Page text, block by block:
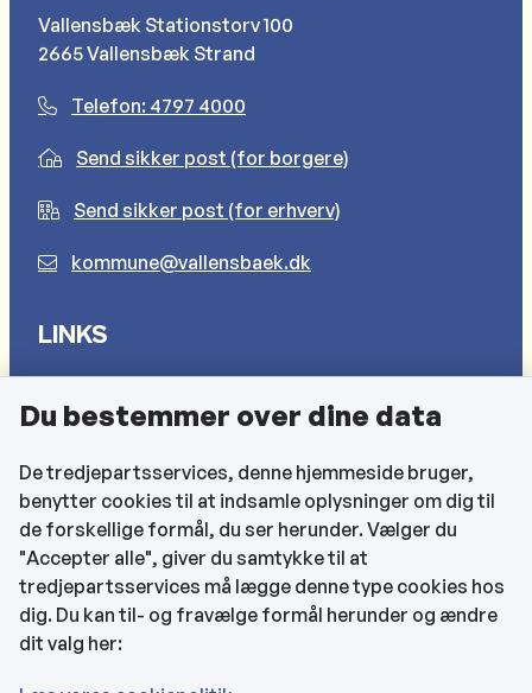
Vallensbæk Stationstorv 100
2665 Vallensbæk Strand
Telefon: 4797 4000
Send sikker post (for borgere)
Send sikker post (for erhverv)
kommune@vallensbaek.dk
LINKS
Cookies
Find EAN-numre
CVR og bankoplysninger
Tilgængelighedserklæring
KONTAKTOPLYSNINGER
Rådhuset
Du bestemmer over dine data
De tredjepartsservices, denne hjemmeside bruger,
benytter cookies til at indsamle oplysninger om dig til
de forskellige formål, du ser herunder. Vælger du
"Accepter alle", giver du samtykke til at
tredjepartsservices må lægge denne type cookies hos
dig. Du kan til- og fravælge formål herunder og ændre
dit valg her: